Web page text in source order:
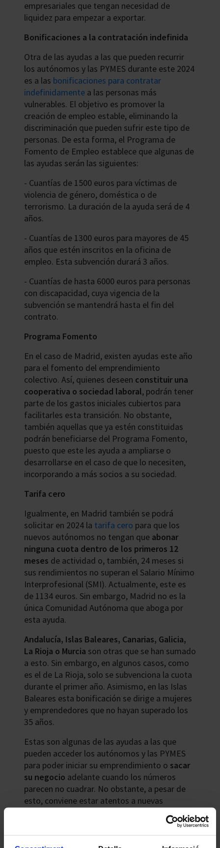
empresariales que tengan necesidad de
liquidez para empezar a exportar.
Bonificaciones a la contratación indefinida
Otra de las ayudas a las que pueden recurrir
los autónomos y las PYMES durante este 2024
es a las bonificaciones para contratar
indefinidamente a las personas más
vulnerables. El objetivo es promover la
creación de empleo estable, eliminando la
discriminación que pueden sufrir este tipo de
personas. De esta forma, el Programa de
Fomento de Empleo establece que algunas de
las ayudas serán las siguientes:
- Cuantías de 1500 euros para víctimas de
violencia de género, doméstica o de
terrorismo. La duración de la ayuda será de 4
años.
- Cuantías de 1300 euros para mayores de 45
años que estén inscritos en la oficina de
empleo. Esta subvención durará 3 años.
- Cuantías de hasta 6000 euros para personas
con discapacidad, cuya vigencia de la
subvención se mantendrá hasta el fin del
contrato.
Programa Fomento
En el caso de Madrid, existen ayudas este año
para el fomento del emprendimiento
colectivo. Así, quienes deseen constituir una
cooperativa o sociedad laboral, podrán tener
parte de los gastos iniciales cubiertos para
facilitarles esta transición. No obstante,
también aquellas que ya estén constituidas
podrán beneficiarse del Programa Fomento,
puesto que este les ayuda a ampliarse o
desarrollarse en el caso de que lo necesiten,
incorporando a más socios a su sociedad.
Tarifa cero
Igualmente, en Madrid también se podrá
solicitar en 2024 la tarifa cero para que los
nuevos autónomos no tengan que abonar
ninguna cuota dentro de los primeros 12
meses de actividad o, también, 24 meses si
sus rendimientos no superan el Salario Mínimo
Interprofesional (SMI). Actualmente, este es
de 1134 euros. Sin embargo, Madrid no es la
única Comunidad Autónoma que aboga por
esta ayuda.
Andalucía, Islas Baleares, Canarias, Galicia,
La Rioja o Murcia son otras que se han sumado
a esto. Sin embargo, en algunos casos, como
es el de La Rioja, solo se subvenciona la cuota
durante el primer año. Asimismo, en las Islas
Baleares esta bonificación se dirige a mujeres
y emprendedores que no hayan superado los
35 años.
Estas son algunas de las ayudas a las que
pueden acceder los autónomos y las PYMES
para poder iniciar su emprendimiento o sacar
su negocio adelante cuando los números
parecen no cuadrar. No obstante, a pesar de
esto, conviene estar atentos a nuevas
subvenciones que puedan salir a lo largo de
este año. Pues siempre hay novedades con
relación a las ayudas a las que conviene